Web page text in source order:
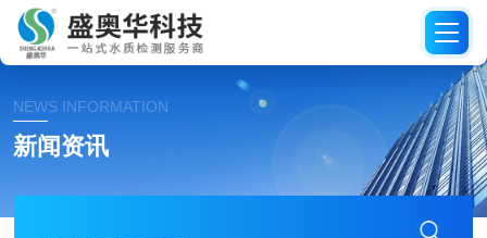
NEWS INFORMATION
新闻资讯